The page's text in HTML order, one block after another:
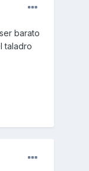
barato
taladro